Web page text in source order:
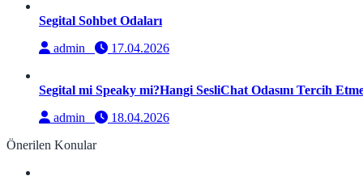
Segital Sohbet Odaları
admin
17.04.2026
Segital mi Speaky mi?Hangi SesliChat Odasını Tercih
admin
18.04.2026
Önerilen Konular